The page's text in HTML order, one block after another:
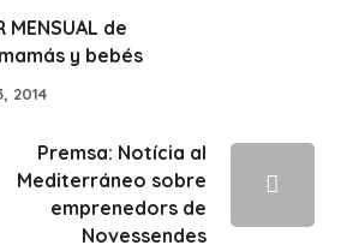
MENSUAL de
y bebés
2014
Premsa: Notícia al
Mediterráneo sobre
emprenedors de
Novessendes